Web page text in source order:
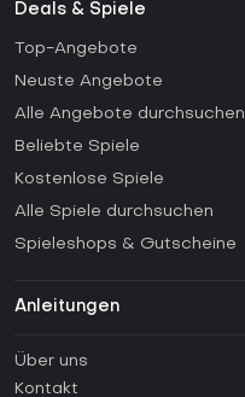
Deals & Spiele
Top-Angebote
Neuste Angebote
Alle Angebote durchsuchen
Beliebte Spiele
Kostenlose Spiele
Alle Spiele durchsuchen
Spieleshops & Gutscheine
Anleitungen
Anleitungen
Über uns
Kontakt